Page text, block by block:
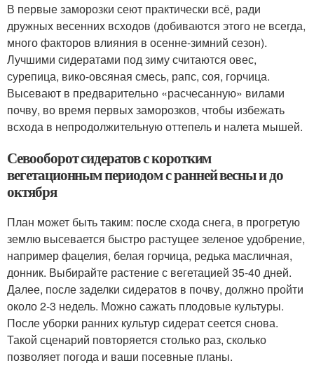
В первые заморозки сеют практически всё, ради
дружных весенних всходов (добиваются этого не всегда,
много факторов влияния в осенне-зимний сезон).
Лучшими сидератами под зиму считаются овес,
сурепица, вико-овсяная смесь, рапс, соя, горчица.
Высевают в предварительно «расчесанную» вилами
почву, во время первых заморозков, чтобы избежать
всхода в непродолжительную оттепель и налета мышей.
Севооборот сидератов с коротким
вегетационным периодом с ранней весны и до
октября
План может быть таким: после схода снега, в прогретую
землю высевается быстро растущее зеленое удобрение,
например фацелия, белая горчица, редька масличная,
донник. Выбирайте растение с вегетацией 35-40 дней.
Далее, после заделки сидератов в почву, должно пройти
около 2-3 недель. Можно сажать плодовые культуры.
После уборки ранних культур сидерат сеется снова.
Такой сценарий повторяется столько раз, сколько
позволяет погода и ваши посевные планы.